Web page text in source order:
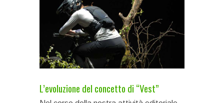
L’evoluzione del concetto di “Vest”